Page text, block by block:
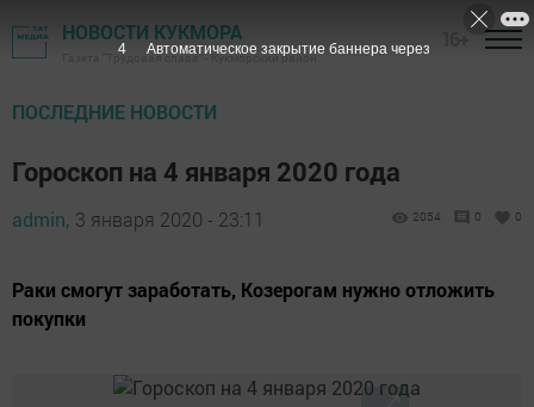
НОВОСТИ КУКМОРА
Газета "Трудовая слава" - Кукморский район
ПОСЛЕДНИЕ НОВОСТИ
Гороскоп на 4 января 2020 года
admin, 3 января 2020 - 23:11 2054 0 0
Раки смогут заработать, Козерогам нужно отложить
покупки
3 Автоматическое закрытие баннера через